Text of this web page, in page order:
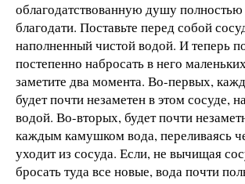
облагодатствованную душу
благодати. Поставьте перед собой
наполненный чистой водой. И теперь
постепенно набросать в него
заметите два момента. Во-первых,
будет почти незаметен в этом сосуде,
водой. Во-вторых, будет почти
каждым камушком вода, переливаясь
уходит из сосуда. Если, не вычищая
бросать туда все новые, вода почти